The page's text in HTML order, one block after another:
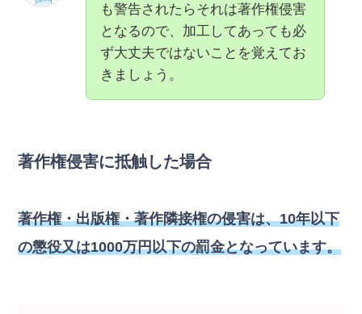
も警告されたらそれは著作権侵害
となるので、加工してあっても必
ず大丈夫ではないことを覚えてお
きましょう。
著作権侵害に抵触した場合
著作権・出版権・著作隣接権の侵害は、10年以下
の懲役又は1000万円以下の罰金となっています。